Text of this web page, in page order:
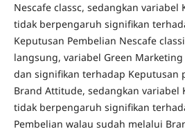
Nescafe classc, sedangkan variabel
tidak berpengaruh signifikan
Keputusan Pembelian Nescafe
langsung, variabel Green
dan signifikan terhadap Keputusan
Brand Attitude, sedangkan variabel
tidak berpengaruh signifikan
Pembelian walau sudah melalui